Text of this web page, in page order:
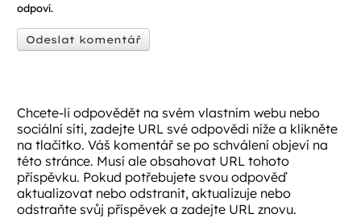
odpoví.
Chcete-li odpovědět na svém vlastním webu nebo
sociální síti, zadejte URL své odpovědi níže a klikněte
na tlačítko. Váš komentář se po schválení objeví na
této stránce. Musí ale obsahovat URL tohoto
příspěvku. Pokud potřebujete svou odpověď
aktualizovat nebo odstranit, aktualizuje nebo
odstraňte svůj příspěvek a zadejte URL znovu.